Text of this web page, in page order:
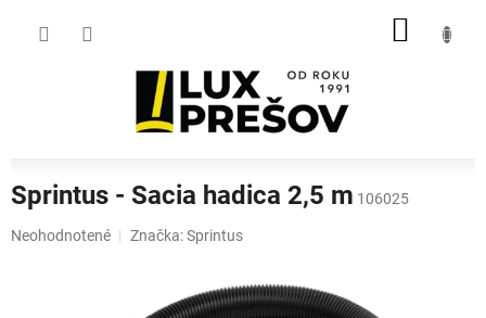
Sprintus - Sacia hadica 2,5 m 106025
Priemerné
Neohodnotené Značka:Sprintus